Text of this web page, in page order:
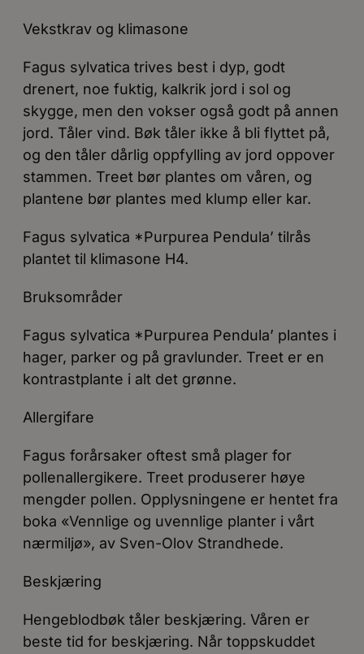
Vekstkrav og klimasone
Fagus sylvatica trives best i dyp, godt
drenert, noe fuktig, kalkrik jord i sol og
skygge, men den vokser også godt på annen
jord. Tåler vind. Bøk tåler ikke å bli flyttet på,
og den tåler dårlig oppfylling av jord oppover
stammen. Treet bør plantes om våren, og
plantene bør plantes med klump eller kar.
Fagus sylvatica *Purpurea Pendula’ tilrås
plantet til klimasone H4.
Bruksområder
Fagus sylvatica *Purpurea Pendula’ plantes i
hager, parker og på gravlunder. Treet er en
kontrastplante i alt det grønne.
Allergifare
Fagus forårsaker oftest små plager for
pollenallergikere. Treet produserer høye
mengder pollen. Opplysningene er hentet fra
boka «Vennlige og uvennlige planter i vårt
nærmiljø», av Sven-Olov Strandhede.
Beskjæring
Hengeblodbøk tåler beskjæring. Våren er
beste tid for beskjæring. Når toppskuddet